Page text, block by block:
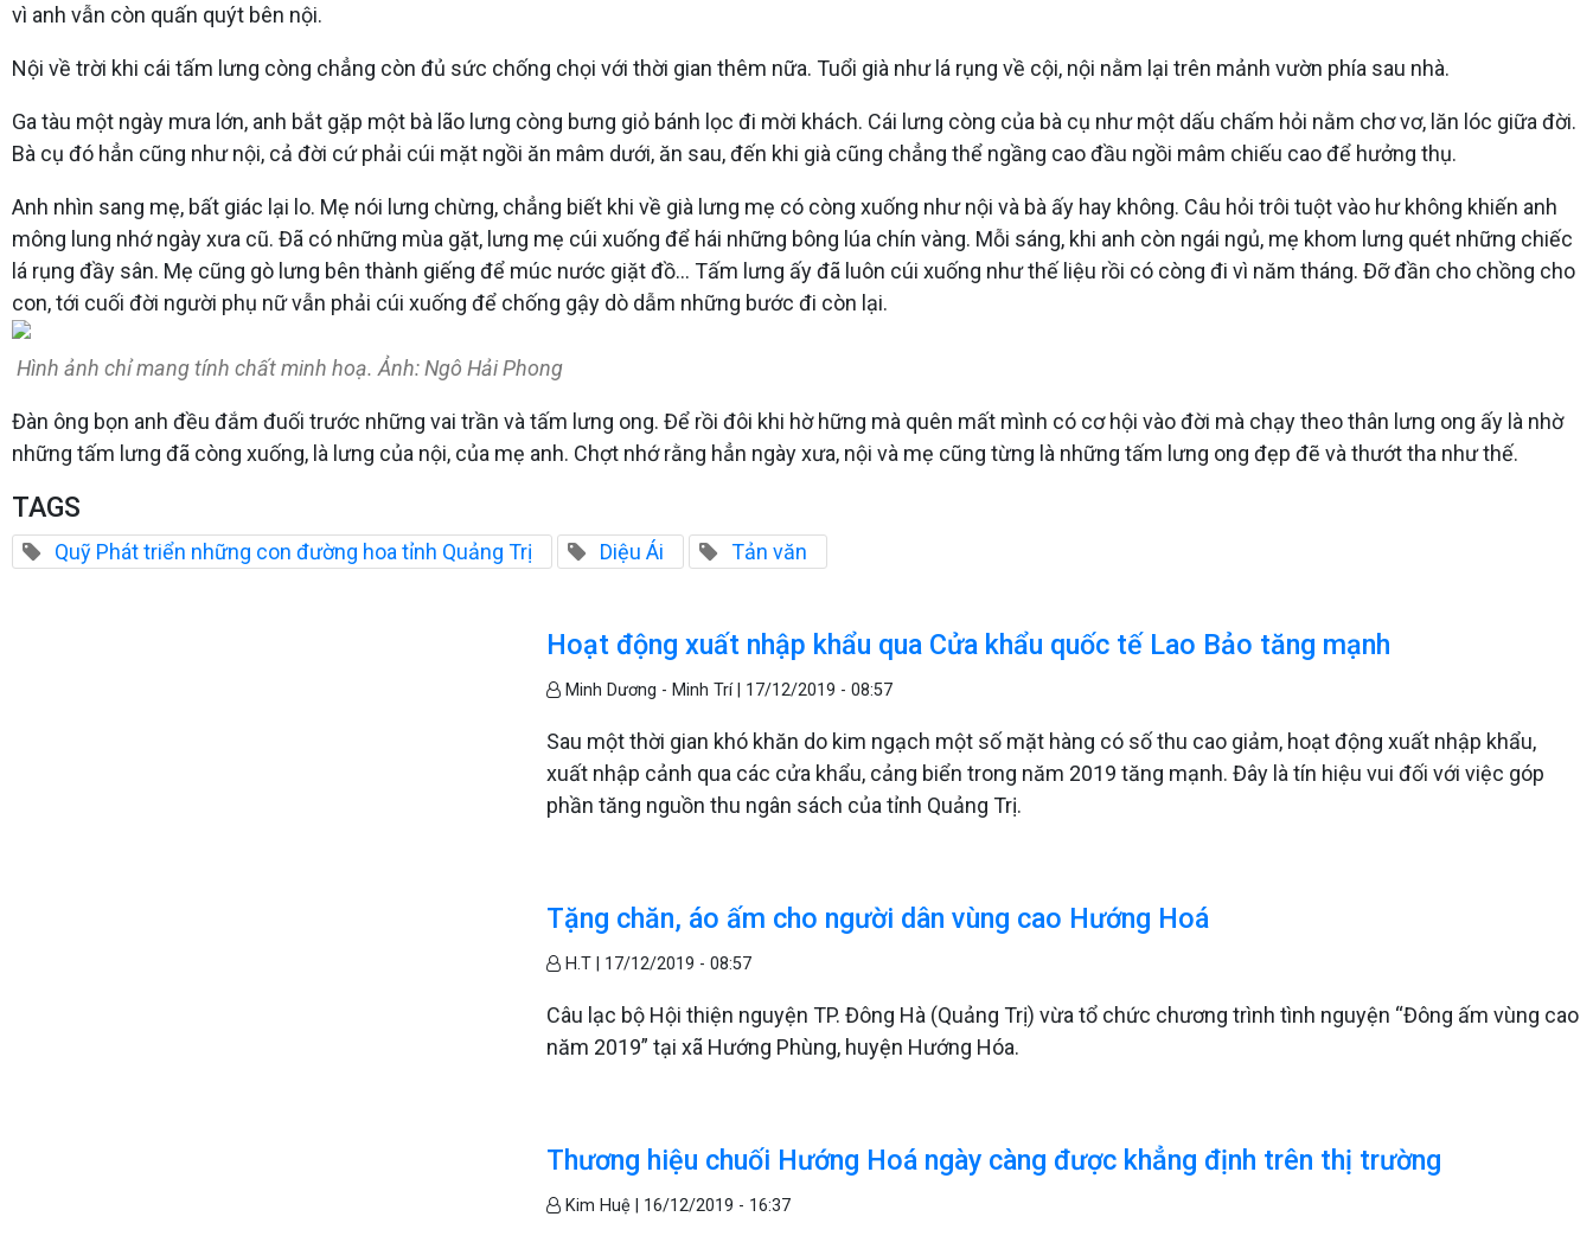
vì anh vẫn còn quấn quýt bên nội.
Nội về trời khi cái tấm lưng còng chẳng còn đủ sức chống chọi với thời gian thêm nữa. Tuổi già như lá rụng về cội, nội nằm lại trên mảnh vườn phía sau nhà.
Ga tàu một ngày mưa lớn, anh bắt gặp một bà lão lưng còng bưng giỏ bánh lọc đi mời khách. Cái lưng còng của bà cụ như một dấu chấm hỏi nằm chơ vơ, lăn lóc giữa đời.
Bà cụ đó hẳn cũng như nội, cả đời cứ phải cúi mặt ngồi ăn mâm dưới, ăn sau, đến khi già cũng chẳng thể ngầng cao đầu ngồi mâm chiếu cao để hưởng thụ.
Anh nhìn sang mẹ, bất giác lại lo. Mẹ nói lưng chừng, chẳng biết khi về già lưng mẹ có còng xuống như nội và bà ấy hay không. Câu hỏi trôi tuột vào hư không khiến anh
mông lung nhớ ngày xưa cũ. Đã có những mùa gặt, lưng mẹ cúi xuống để hái những bông lúa chín vàng. Mỗi sáng, khi anh còn ngái ngủ, mẹ khom lưng quét những chiếc
lá rụng đầy sân. Mẹ cũng gò lưng bên thành giếng để múc nước giặt đồ… Tấm lưng ấy đã luôn cúi xuống như thế liệu rồi có còng đi vì năm tháng. Đỡ đần cho chồng cho
con, tới cuối đời người phụ nữ vẫn phải cúi xuống để chống gậy dò dẫm những bước đi còn lại.
Hình ảnh chỉ mang tính chất minh hoạ. Ảnh: Ngô Hải Phong
Đàn ông bọn anh đều đắm đuối trước những vai trần và tấm lưng ong. Để rồi đôi khi hờ hững mà quên mất mình có cơ hội vào đời mà chạy theo thân lưng ong ấy là nhờ
những tấm lưng đã còng xuống, là lưng của nội, của mẹ anh. Chợt nhớ rằng hẳn ngày xưa, nội và mẹ cũng từng là những tấm lưng ong đẹp đẽ và thướt tha như thế.
TAGS
Quỹ Phát triển những con đường hoa tỉnh Quảng Trị Diệu Ái Tản văn
Hoạt động xuất nhập khẩu qua Cửa khẩu quốc tế Lao Bảo tăng mạnh
Minh Dương - Minh Trí | 17/12/2019 - 08:57
Sau một thời gian khó khăn do kim ngạch một số mặt hàng có số thu cao giảm, hoạt động xuất nhập khẩu,
xuất nhập cảnh qua các cửa khẩu, cảng biển trong năm 2019 tăng mạnh. Đây là tín hiệu vui đối với việc góp
phần tăng nguồn thu ngân sách của tỉnh Quảng Trị.
Tặng chăn, áo ấm cho người dân vùng cao Hướng Hoá
H.T | 17/12/2019 - 08:57
Câu lạc bộ Hội thiện nguyện TP. Đông Hà (Quảng Trị) vừa tổ chức chương trình tình nguyện “Đông ấm vùng cao
năm 2019” tại xã Hướng Phùng, huyện Hướng Hóa.
Thương hiệu chuối Hướng Hoá ngày càng được khẳng định trên thị trường
Kim Huệ | 16/12/2019 - 16:37